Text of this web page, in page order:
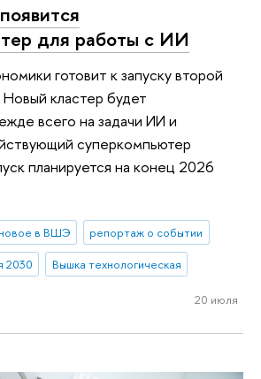
для работы с ИИ
готовит к запуску второй
кластер будет
всего на задачи ИИ и
суперкомпьютер
планируется на конец 2026
новое в ВШЭ
репортаж о событии
2030
Вышка технологическая
20 июля